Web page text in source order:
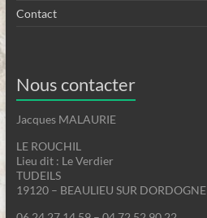
Contact
Nous contacter
Jacques MALAURIE
LE ROUCHIL
Lieu dit : Le Verdier
TUDEILS
19120 – BEAULIEU SUR DORDOGNE